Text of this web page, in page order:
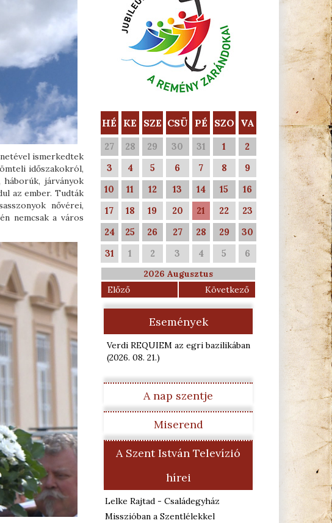
ismerkedtek
időszakokról,
járványok
az ember. Tudták
nővérei,
nemcsak a város
HÉ KE SZE CSÜ PÉ SZO VA
27 28 29 30 31 1
2
3
4 5 6 7 8
9
10
11 12 13 14 15
16
17
18 19 20 21 22
23
24
25 26 27 28 29
30
31
1 2 3 4 5 6
2026 Augusztus
Előző
Következő
Események
Verdi REQUIEM az egri bazilikában
(2026. 08. 21.)
A nap szentje
Miserend
A Szent István Televízió
hírei
Lelke Rajtad - Családegyház
Misszióban a Szentlélekkel